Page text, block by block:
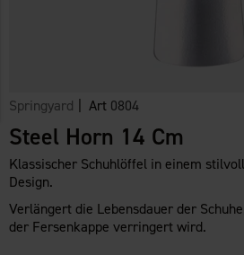
Springyard | Art 0804
Steel Horn 14 Cm
Klassischer Schuhlöffel in einem
Design.
Verlängert die Lebensdauer der
der Fersenkappe verringert wird.